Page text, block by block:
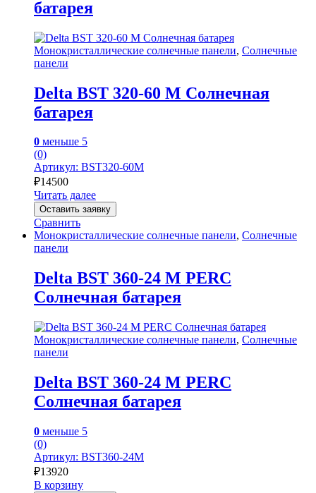
батарея
Монокристаллические солнечные панели, Солнечные
панели
Delta BST 320-60 M Солнечная
батарея
0 меньше 5
(0)
Артикул: BST320-60M
₽14500
Читать далее
Оставить заявку
Сравнить
Монокристаллические солнечные панели, Солнечные
панели
Delta BST 360-24 M PERC
Солнечная батарея
Монокристаллические солнечные панели, Солнечные
панели
Delta BST 360-24 M PERC
Солнечная батарея
0 меньше 5
(0)
Артикул: BST360-24M
₽13920
В корзину